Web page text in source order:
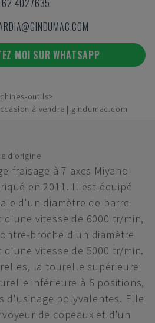
4027635
MOI SUR WHATSAPP
outils
à vendre | gindumac.com
d'origine
fraisage à 7 axes Miyano
en 2011. Il est équipé
d'un diamètre de barre
d'une vitesse de 6000 tr/min,
broche d'un diamètre
d'une vitesse de 5000 tr/min.
la tourelle supérieure
inférieure à 6 positions,
d'usinage polyvalentes. Elle
de copeaux et d'un